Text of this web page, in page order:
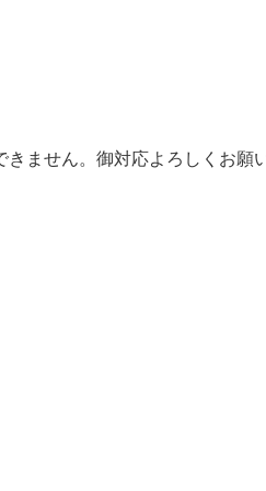
ません。御対応よろしくお願